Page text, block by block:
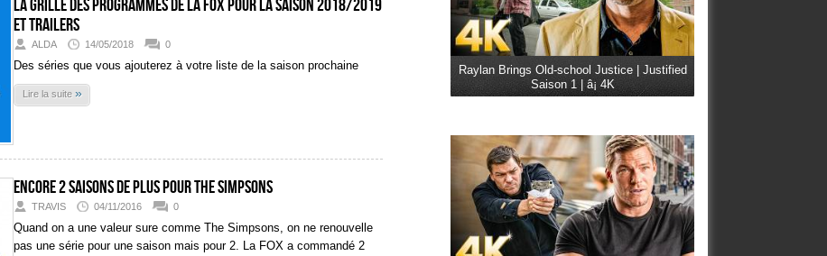
La grille des programmes de la Fox pour la saison 2018/2019
et trailers
ALDA 14/05/2018 0
Des séries que vous ajouterez à votre liste de la saison prochaine
Lire la suite »
Encore 2 saisons de plus pour The Simpsons
TRAVIS 04/11/2016 0
Quand on a une valeur sure comme The Simpsons, on ne renouvelle
pas une série pour une saison mais pour 2. La FOX a commandé 2
Raylan Brings Old-school Justice | Justified
Saison 1 | â¡ 4K